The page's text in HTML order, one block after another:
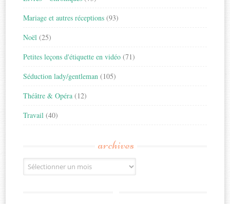
Mariage et autres réceptions (93)
Noël (25)
Petites leçons d'étiquette en vidéo (71)
Séduction lady/gentleman (105)
Théâtre & Opéra (12)
Travail (40)
archives
Archives